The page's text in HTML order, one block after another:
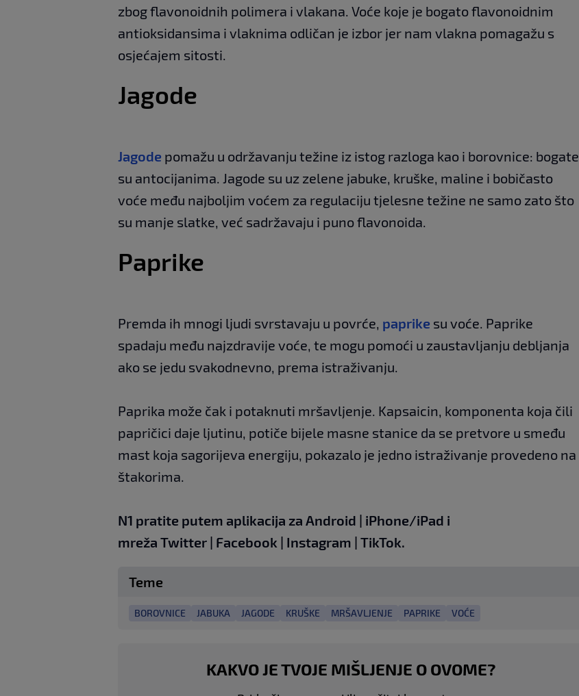
zbog flavonoidnih polimera i vlakana. Voće koje je bogato flavonoidnim
antioksidansima i vlaknima odličan je izbor jer nam vlakna pomagažu s
osjećajem sitosti.
Jagode
Jagode pomažu u održavanju težine iz istog razloga kao i borovnice: bogate
su antocijanima. Jagode su uz zelene jabuke, kruške, maline i bobičasto
voće među najboljim voćem za regulaciju tjelesne težine ne samo zato što
su manje slatke, već sadržavaju i puno flavonoida.
Paprike
Premda ih mnogi ljudi svrstavaju u povrće, paprike su voće. Paprike
spadaju među najzdravije voće, te mogu pomoći u zaustavljanju debljanja
ako se jedu svakodnevno, prema istraživanju.
Paprika može čak i potaknuti mršavljenje. Kapsaicin, komponenta koja čili
papričici daje ljutinu, potiče bijele masne stanice da se pretvore u smeđu
mast koja sagorijeva energiju, pokazalo je jedno istraživanje provedeno na
štakorima.
N1 pratite putem aplikacija za Android | iPhone/iPad i
mreža Twitter | Facebook | Instagram | TikTok.
Teme
BOROVNICE JABUKA JAGODE KRUŠKE MRŠAVLJENJE PAPRIKE VOĆE
KAKVO JE TVOJE MIŠLJENJE O OVOME?